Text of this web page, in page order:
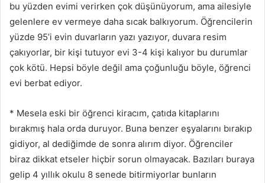
bu yüzden evimi verirken çok düşünüyorum, ama ailesiyle
gelenlere ev vermeye daha sıcak balkıyorum. Öğrencilerin
yüzde 95’i evin duvarların yazı yazıyor, duvara resim
çakıyorlar, bir kişi tutuyor evi 3-4 kişi kalıyor bu durumlar
çok kötü. Hepsi böyle değil ama çoğunluğu böyle, öğrenci
evi berbat ediyor.
* Mesela eski bir öğrenci kiracım, çatıda kitaplarını
bırakmış hala orda duruyor. Buna benzer eşyalarını bırakıp
gidiyor, al dediğimde de sonra alırım diyor. Öğrenciler
biraz dikkat etseler hiçbir sorun olmayacak. Bazıları buraya
gelip 4 yıllık okulu 8 senede bitirmiyorlar bunların